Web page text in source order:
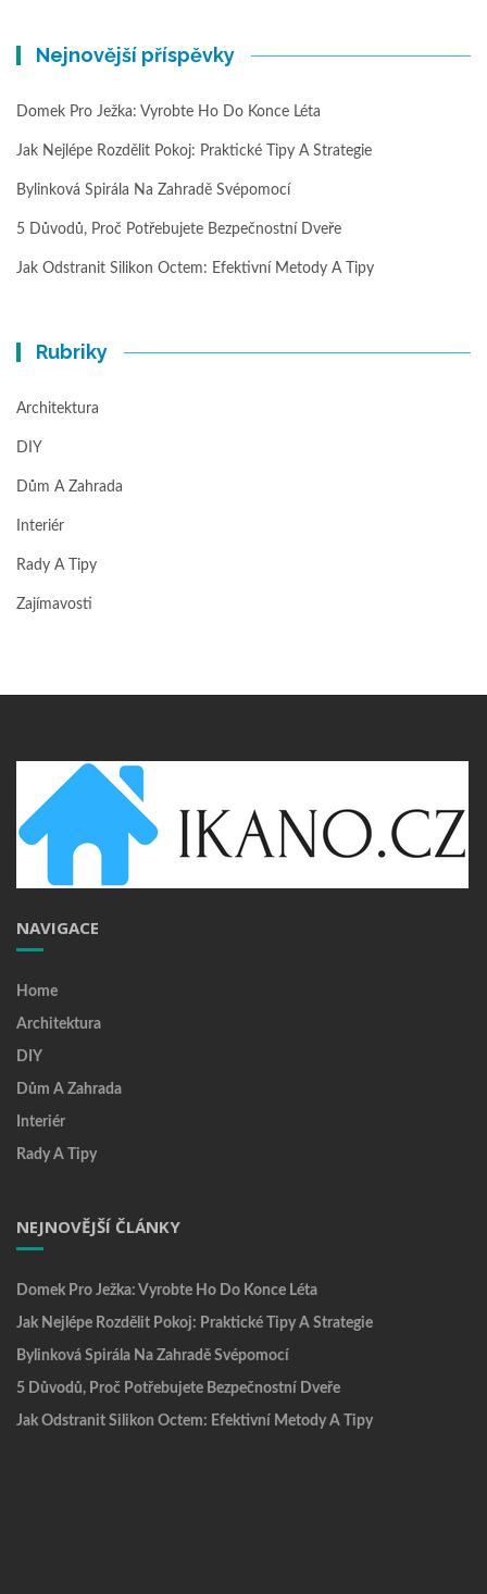
Nejnovější příspěvky
Domek Pro Ježka: Vyrobte Ho Do Konce Léta
Jak Nejlépe Rozdělit Pokoj: Praktické Tipy A Strategie
Bylinková Spirála Na Zahradě Svépomocí
5 Důvodů, Proč Potřebujete Bezpečnostní Dveře
Jak Odstranit Silikon Octem: Efektivní Metody A Tipy
Rubriky
Architektura
DIY
Dům A Zahrada
Interiér
Rady A Tipy
Zajímavosti
NAVIGACE
Home
Architektura
DIY
Dům A Zahrada
Interiér
Rady A Tipy
NEJNOVĚJŠÍ ČLÁNKY
Domek Pro Ježka: Vyrobte Ho Do Konce Léta
Jak Nejlépe Rozdělit Pokoj: Praktické Tipy A Strategie
Bylinková Spirála Na Zahradě Svépomocí
5 Důvodů, Proč Potřebujete Bezpečnostní Dveře
Jak Odstranit Silikon Octem: Efektivní Metody A Tipy